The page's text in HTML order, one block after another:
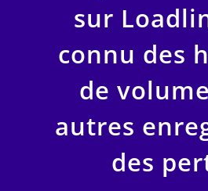
sur
connu des
de
autres
des